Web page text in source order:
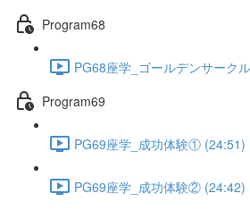
Program68
PG68座学_ゴールデンサーク
Program69
PG69座学_成功体験① (24:51)
PG69座学_成功体験② (24:42)